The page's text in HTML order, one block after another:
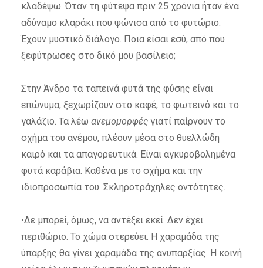
κλαδέψω. Όταν τη φύτεψα πριν 25 χρόνια ήταν ένα
αδύναμο κλαράκι που ψώνισα από το φυτώριο.
Έχουν μυστικό διάλογο. Ποια είσαι εσύ, από που
ξεφύτρωσες στο δικό μου βασίλειο;
Στην Άνδρο τα ταπεινά φυτά της φύσης είναι
επώνυμα, ξεχωρίζουν στο καφέ, το φωτεινό και το
γαλάζιο. Τα λέω ανεμομορφέςγιατί παίρνουν το
σχήμα του ανέμου, πλέουν μέσα στο θυελλώδη
καιρό και τα απαγορευτικά. Είναι αγκυροβολημένα
φυτά καράβια. Καθένα με το σχήμα και την
ιδιοπροσωπία του. Σκληροτράχηλες οντότητες.
•Δε μπορεί, όμως, να αντέξει εκεί. Δεν έχει
περιθώριο. Το χώμα στερεύει. Η χαραμάδα της
ύπαρξης θα γίνει χαραμάδα της ανυπαρξίας. Η κοινή